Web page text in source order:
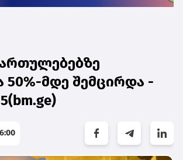
50%-მდე შემცირდა -